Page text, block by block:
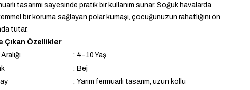
tasarımı sayesinde pratik bir kullanım sunar. Soğuk havalarda
bir koruma sağlayan polar kumaşı, çocuğunuzun rahatlığını ön
tutar.
Çıkan Özellikler
: 4-10 Yaş
: Bej
: Yarım fermuarlı tasarım, uzun kollu